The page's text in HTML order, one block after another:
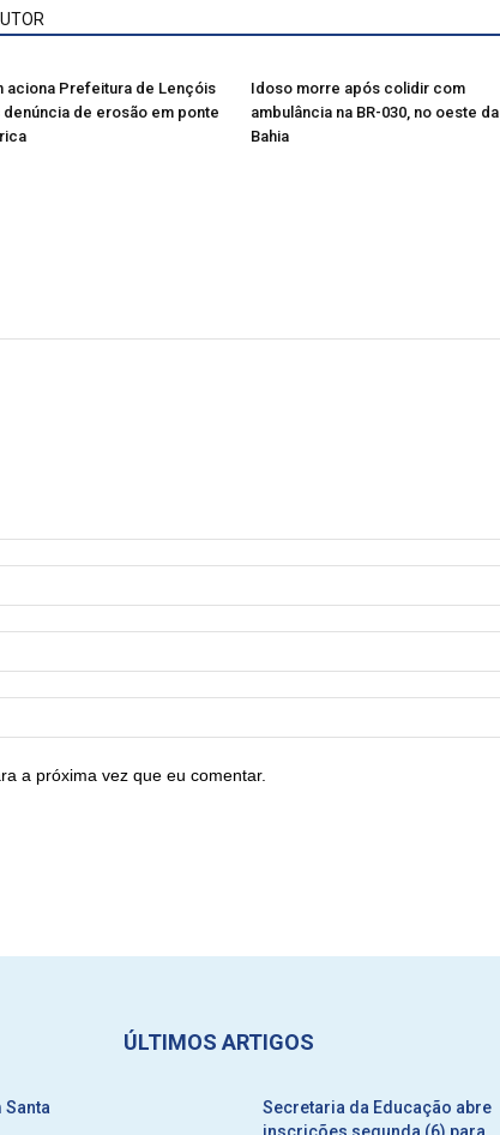
aciona Prefeitura de Lençóis
denúncia de erosão em ponte
Idoso morre após colidir com
ambulância na BR-030, no oeste da
Bahia
a próxima vez que eu comentar.
Santa
ÚLTIMOS ARTIGOS
Secretaria da Educação abre